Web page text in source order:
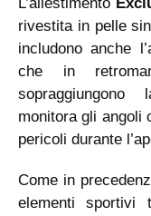
L’allestimento
rivestita in pelle
includono anche
che in
monitora gli angoli
pericoli durante
Come in
elementi